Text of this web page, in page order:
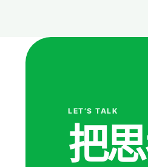
LET’S TALK
把